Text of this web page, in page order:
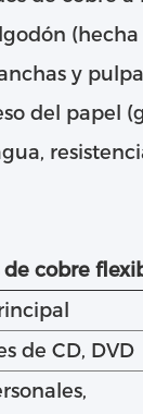
y
del papel
de cobre
de CD, DVD